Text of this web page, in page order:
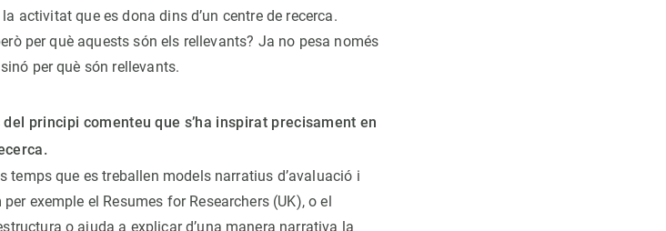
activitat que es dona dins d’un centre de recerca.
per què aquests són els rellevants? Ja no pesa només
per què són rellevants.
principi comenteu que s’ha inspirat precisament en
que es treballen models narratius d’avaluació i
exemple el Resumes for Researchers (UK), o el
o ajuda a explicar d’una manera narrativa la